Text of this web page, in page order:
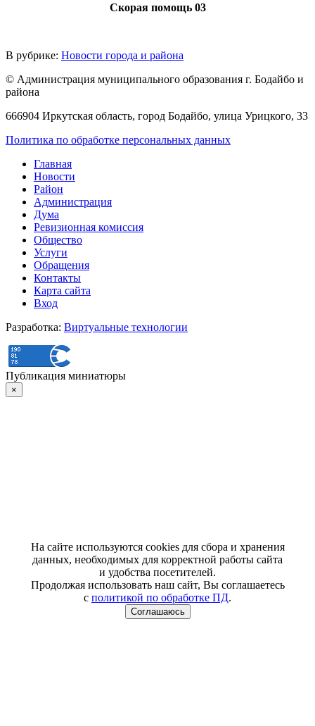
Скорая помощь 03
В рубрике: Новости города и района
© Администрация муниципального образования г. Бодайбо и
района
666904 Иркутская область, город Бодайбо, улица Урицкого, 33
Политика по обработке персональных данных
Главная
Новости
Район
Администрация
Дума
Ревизионная комиссия
Общество
Услуги
Обращения
Контакты
Карта сайта
Вход
Разработка: Виртуальные технологии
Публикация миниатюры
×
На сайте используются cookies для сбора и хранения
данных, необходимых для корректной работы сайта
и удобства посетителей.
Продолжая использовать наш сайт, Вы соглашаетесь
с политикой по обработке ПД.
Соглашаюсь